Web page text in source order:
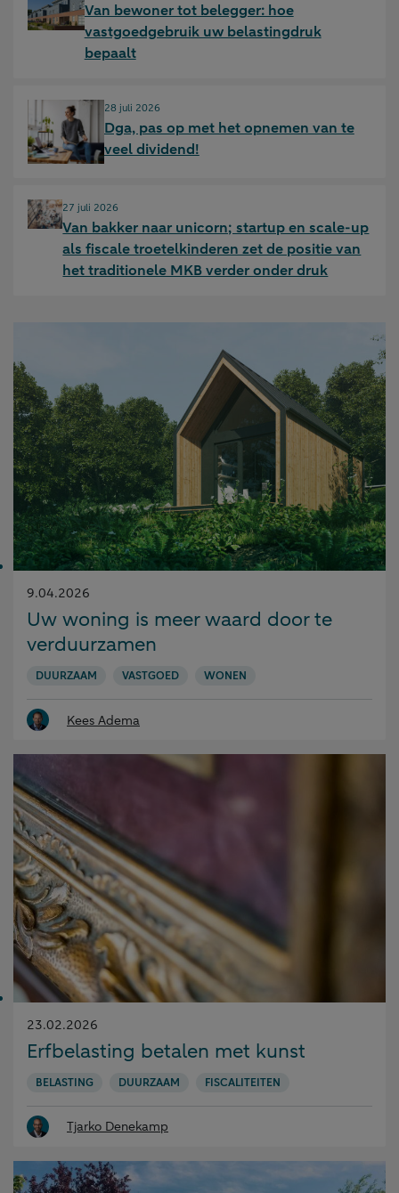
Van bewoner tot belegger: hoe
vastgoedgebruik uw belastingdruk
bepaalt
Dga, pas op met het opnemen van te
veel dividend!
Gepubliceerd op:
28 juli 2026
Van bakker naar unicorn; startup en scale-up
als fiscale troetelkinderen zet de positie van
het traditionele MKB verder onder druk
Gepubliceerd op:
27 juli 2026
Gepubliceerd
op:
9.04.2026
Uw woning is meer waard door te
verduurzamen
DUURZAAM VASTGOED WONEN
Kees Adema
Gepubliceerd
op:
23.02.2026
Erfbelasting betalen met kunst
BELASTING DUURZAAM FISCALITEITEN
Tjarko Denekamp